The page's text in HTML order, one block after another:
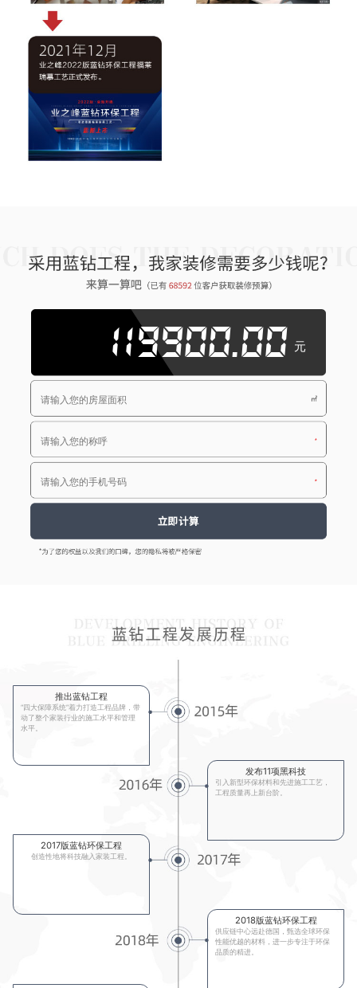
119900.00 元
推出蓝钻工程
“四大保障系统”着力打造工程品牌，带
动了整个家装行业的施工水平和管理
水平。
发布11项黑科技
引入新型环保材料和先进施工工艺，
工程质量再上新台阶。
2017版蓝钻环保工程
创造性地将科技融入家装工程。
2018版蓝钻环保工程
供应链中心远赴德国，甄选全球环保
性能优越的材料，进一步专注于环保
品质的精进。